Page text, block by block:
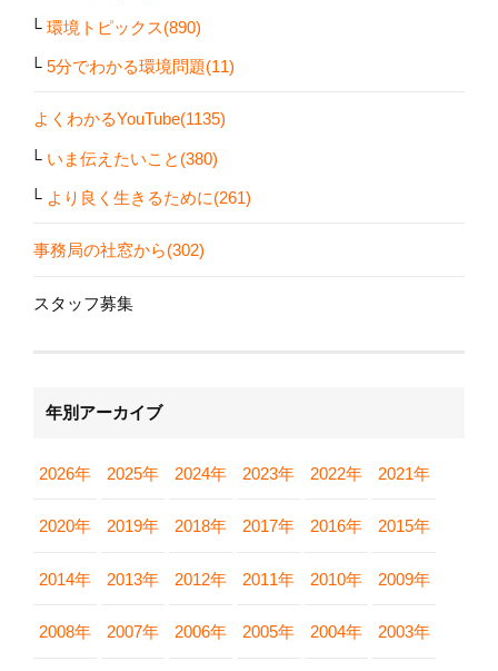
環境トピックス(890)
5分でわかる環境問題(11)
よくわかるYouTube(1135)
いま伝えたいこと(380)
より良く生きるために(261)
事務局の社窓から(302)
スタッフ募集
年別アーカイブ
2026年 2025年 2024年 2023年 2022年 2021年
2020年 2019年 2018年 2017年 2016年 2015年
2014年 2013年 2012年 2011年 2010年 2009年
2008年 2007年 2006年 2005年 2004年 2003年